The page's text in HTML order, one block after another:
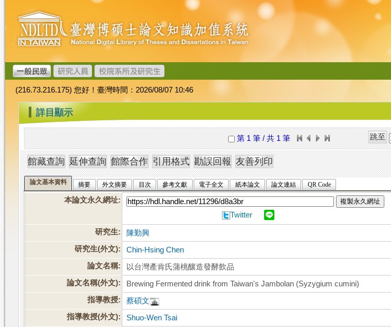
跳
到
主
要
內
容
臺
灣
博
碩
士
論
文
加
值
系
統
(216.73.216.175) 您好！臺灣時間：2026/08/07 10:46
::: 詳目顯示
第 1 筆 / 共 1 筆
論文基本資料 摘要 外文摘要 目次 參考文獻 電子全文 紙本論文 論文連結 QR Code
本論文永久網址: 複製永久網址
Twitter
研究生:
陳勤興
研究生(外文):
Chin-Hsing Chen
論文名稱:
以台灣產肯氏蒲桃釀造發酵飲品
論文名稱(外文):
Brewing Fermented drink from Taiwan's Jambolan (Syzygium cumini)
指導教授:
蔡碩文
指導教授(外文):
Shuo-Wen Tsai